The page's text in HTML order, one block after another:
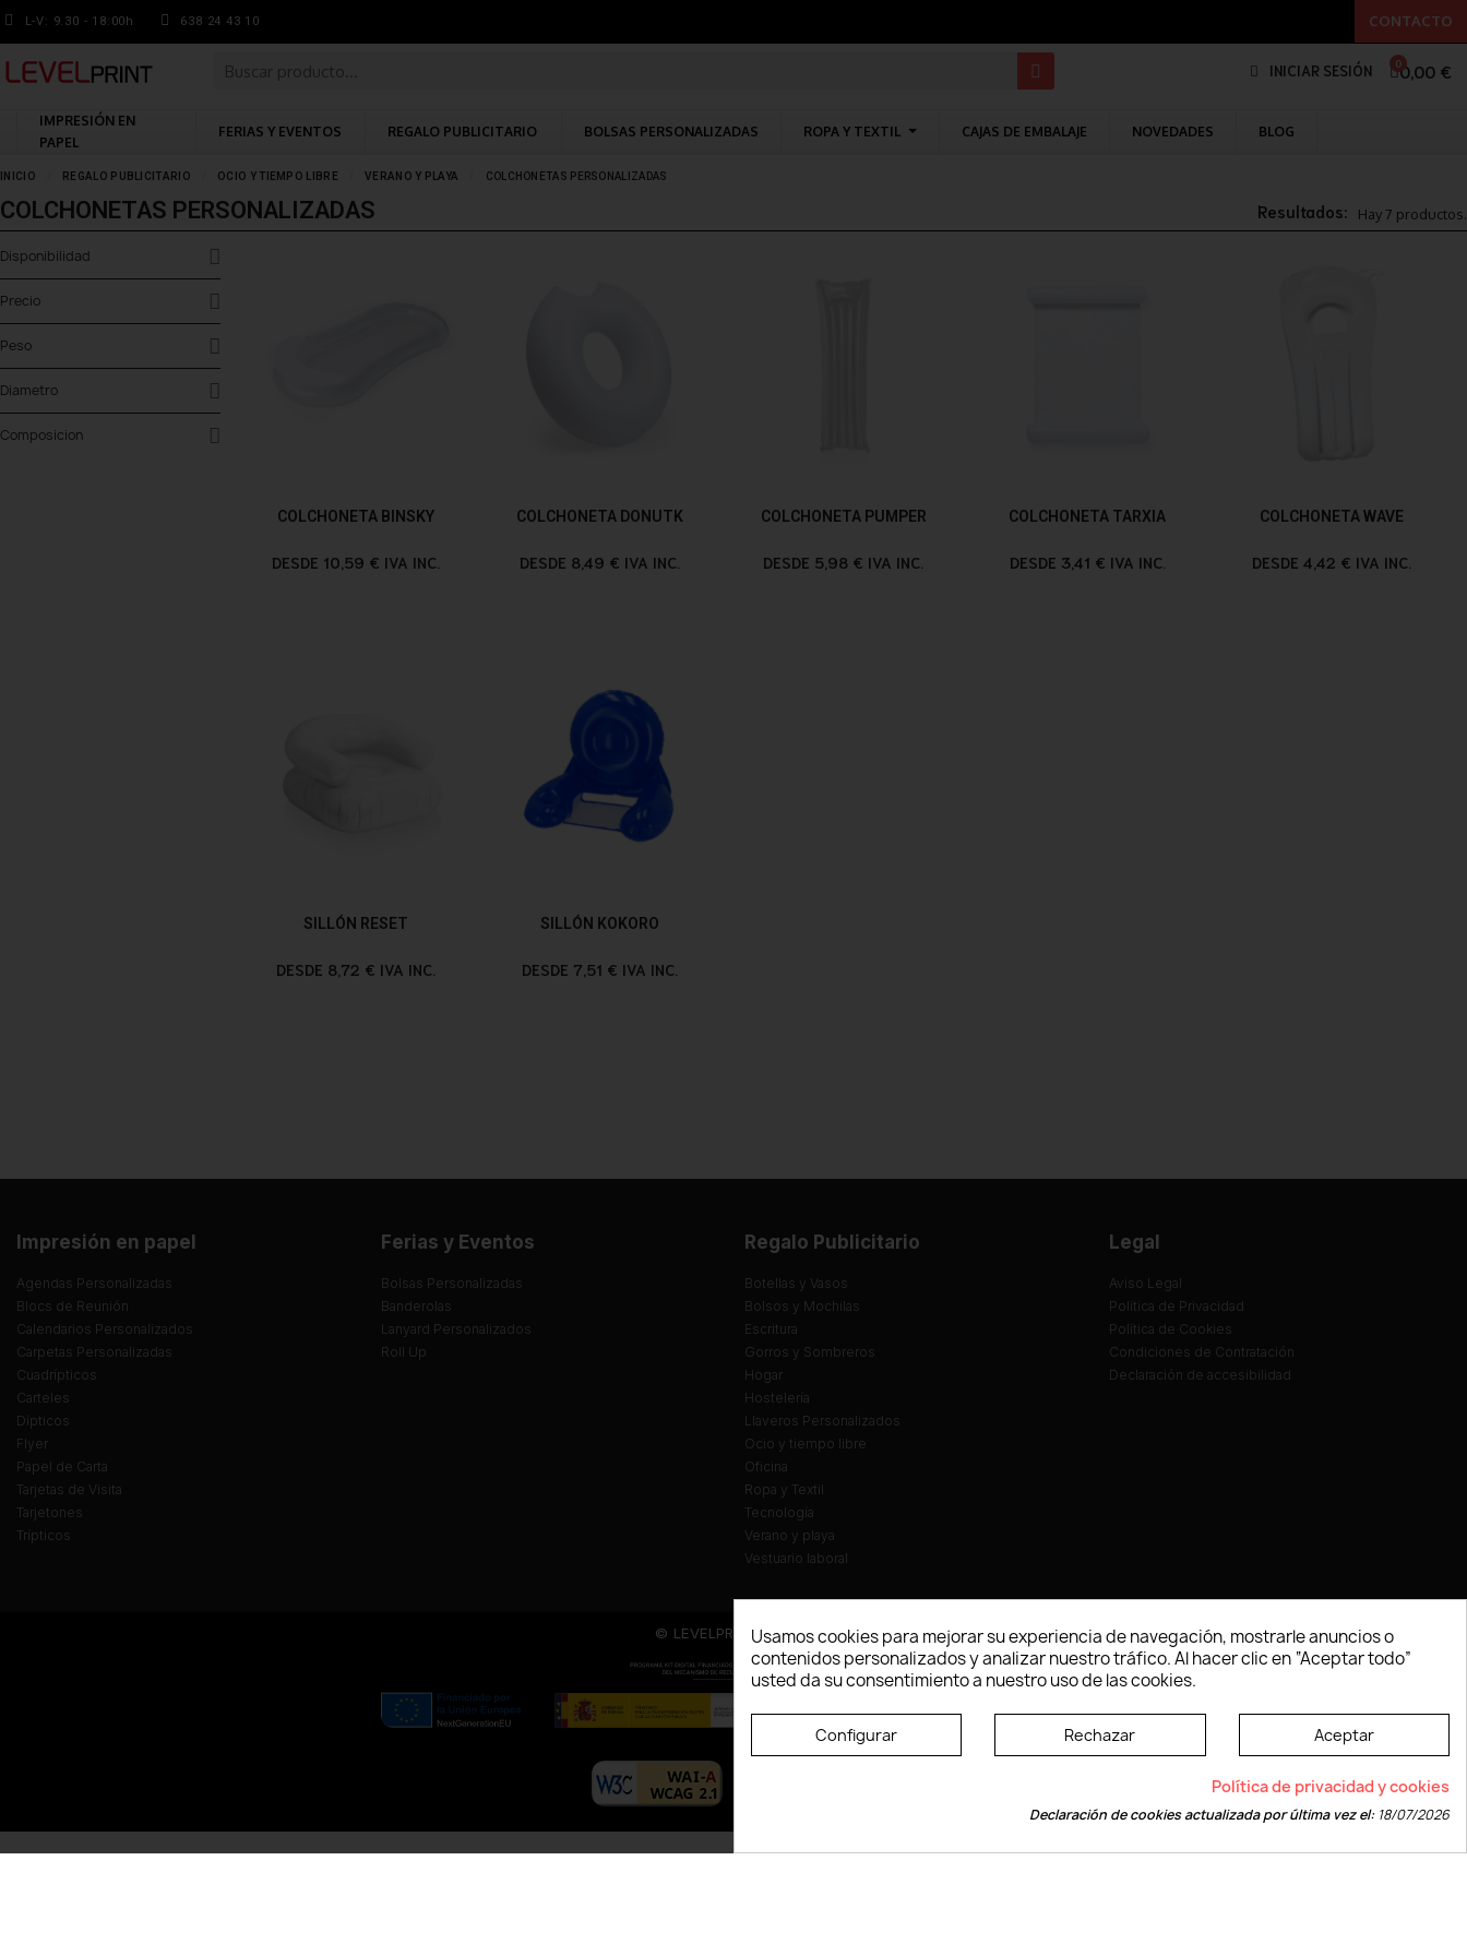
L-V: 9.30 - 18:00h 638 24 43 10 CONTACTO
INICIAR SESIÓN 0,00 €
IMPRESIÓN EN
PAPEL
FERIAS Y EVENTOS REGALO PUBLICITARIO BOLSAS PERSONALIZADAS ROPA Y TEXTIL CAJAS DE EMBALAJE NOVEDADES BLOG
INICIO REGALO PUBLICITARIO OCIO Y TIEMPO LIBRE VERANO Y PLAYA COLCHONETAS PERSONALIZADAS
COLCHONETAS PERSONALIZADAS Resultados: Hay 7 productos.
Disponibilidad
Precio
Peso
Diametro
Composicion
COLCHONETA BINSKY
DESDE 10,59 € IVA INC.
COLCHONETA DONUTK
DESDE 8,49 € IVA INC.
COLCHONETA PUMPER
DESDE 5,98 € IVA INC.
COLCHONETA TARXIA
DESDE 3,41 € IVA INC.
COLCHONETA WAVE
DESDE 4,42 € IVA INC.
SILLÓN RESET
DESDE 8,72 € IVA INC.
SILLÓN KOKORO
DESDE 7,51 € IVA INC.
Impresión en papel
Agendas Personalizadas
Blocs de Reunión
Calendarios Personalizados
Carpetas Personalizadas
Cuadrípticos
Carteles
Dípticos
Flyer
Papel de Carta
Tarjetas de Visita
Tarjetones
Trípticos
Ferias y Eventos
Bolsas Personalizadas
Banderolas
Lanyard Personalizados
Roll Up
Regalo Publicitario
Botellas y Vasos
Bolsos y Mochilas
Escritura
Gorros y Sombreros
Hogar
Hostelería
Llaveros Personalizados
Ocio y tiempo libre
Oficina
Ropa y Textil
Tecnología
Verano y playa
Vestuario laboral
Legal
Aviso Legal
Política de Privacidad
Política de Cookies
Condiciones de Contratación
Declaración de accesibilidad
© LEVELPRINT - 2026
La página dispone de código accesible según las normas dictadas por la W3C
Usamos cookies para mejorar su experiencia de navegación, mostrarle anuncios o
contenidos personalizados y analizar nuestro tráfico. Al hacer clic en “Aceptar todo”
usted da su consentimiento a nuestro uso de las cookies.
Configurar Rechazar Aceptar
Política de privacidad y cookies
Declaración de cookies actualizada por última vez el:18/07/2026